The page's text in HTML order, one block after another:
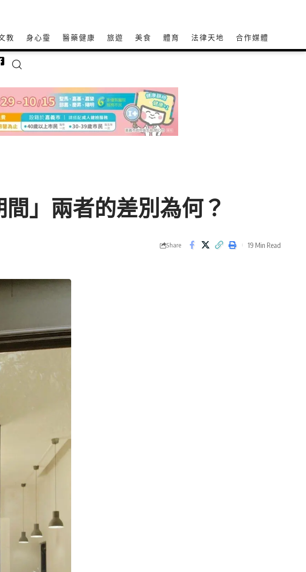
教 身心𩆜 醫藥健康 旅遊 美食 體育 法律天地 合作媒體
」兩者的差別為何？
Share 19 Min Read